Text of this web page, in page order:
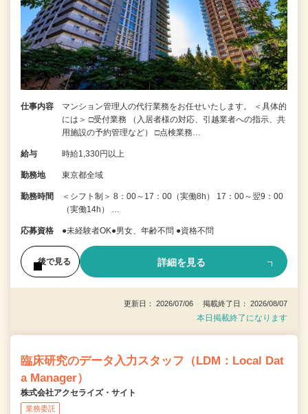
仕事内容
マンション管理人の代行業務をお任せいたします。 ＜具体的
には＞ □受付業務 （入居者様の対応、引越業者への指示、共
用施設の予約管理など） □点検業務…
給与 時給1,330円以上
勤務地 東京都全域
勤務時間
＜シフト制＞ 8：00～17：00（実働8h） 17：00～翌9：00
（実働14h） …
応募資格 ●未経験者OK●男女、年齢不問 ●資格不問
後で見る 詳細を見る
更新日： 2026/07/06 掲載終了日： 2026/08/07
本日掲載終了になります
臨床研究のデータ入力スタッフ（LDM：Local Dat
a Manager）
株式会社アクセライズ・サイト
業務委託